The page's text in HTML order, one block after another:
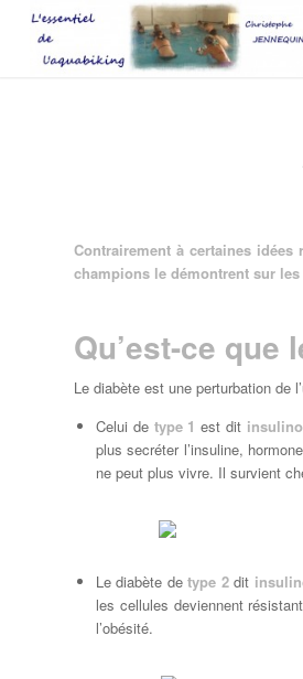
Contrairement à certaines
champions le démontrent sur
Qu’est-ce que
Le diabète est une perturbation de
Celui de type 1 est dit
plus secréter l’insuline,
ne peut plus vivre. Il survient
Le diabète detype 2dit
les cellules deviennent
l’obésité.